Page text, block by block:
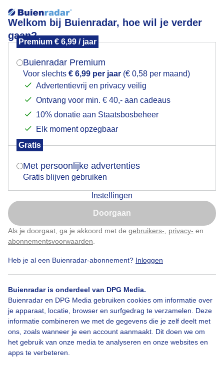
Welkom bij Buienradar, hoe wil je verder
gaan?
Premium € 6,99 / jaar
Buienradar Premium
Voor slechts € 6,99 per jaar (€ 0,58 per maand)
Advertentievrij en privacy veilig
Ontvang voor min. € 40,- aan cadeaus
10% donatie aan Staatsbosbeheer
Elk moment opzegbaar
Gratis
Met persoonlijke advertenties
Gratis blijven gebruiken
Instellingen
Doorgaan
Als je doorgaat, ga je akkoord met de gebruikers- privacy- en
abonnementsvoorwaarden
Heb je al een Buienradar-abonnement? Inloggen
Buienradar is onderdeel van DPG Media.
Buienradar en DPG Media gebruiken cookies om informatie over
je apparaat, locatie, browser en surfgedrag te verzamelen. Deze
informatie combineren we met de gegevens die je zelf deelt met
ons, zoals wanneer je een account aanmaakt. Dit doen we om
het gebruik van onze media te analyseren en onze websites en
apps te verbeteren.
Wolkenlucht
Wolken
Mogen we je locatie gebruiken voor het
Indien je hier nog geen akkoord op hebt gegeven,
verschijnt er zo een pop-up uit je browser waarin
Is goed, toon de popup
Nu niet, misschien later
Klik hierom dit aan te passen